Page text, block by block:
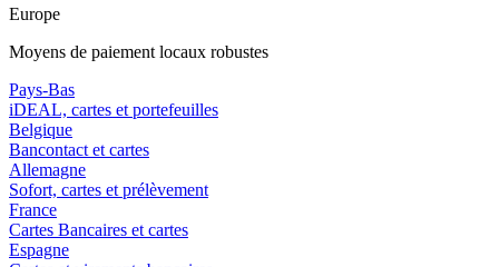
Europe
Moyens de paiement locaux robustes
Pays-Bas
iDEAL, cartes et portefeuilles
Belgique
Bancontact et cartes
Allemagne
Sofort, cartes et prélèvement
France
Cartes Bancaires et cartes
Espagne